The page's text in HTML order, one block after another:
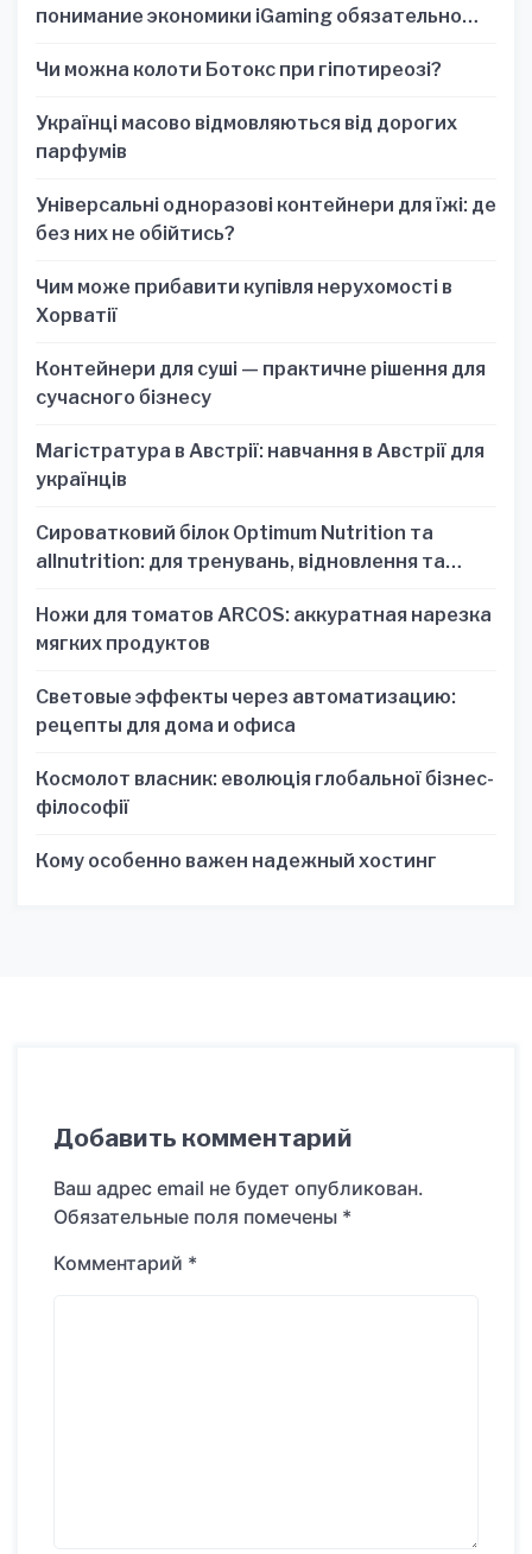
понимание экономики iGaming обязательно
Чи можна колоти Ботокс при гіпотиреозі?
Українці масово відмовляються від дорогих
парфумів
Універсальні одноразові контейнери для їжі: де
без них не обійтись?
Чим може прибавити купівля нерухомості в
Хорватії
Контейнери для суші — практичне рішення для
сучасного бізнесу
Магістратура в Австрії: навчання в Австрії для
українців
Сироватковий білок Optimum Nutrition та
allnutrition: для тренувань, відновлення та
Ножи для томатов ARCOS: аккуратная нарезка
мягких продуктов
Световые эффекты через автоматизацию:
рецепты для дома и офиса
Космолот власник: еволюція глобальної бізнес-
філософії
Кому особенно важен надежный хостинг
Добавить комментарий
Ваш адрес email не будет опубликован.
Обязательные поля помечены *
Комментарий *